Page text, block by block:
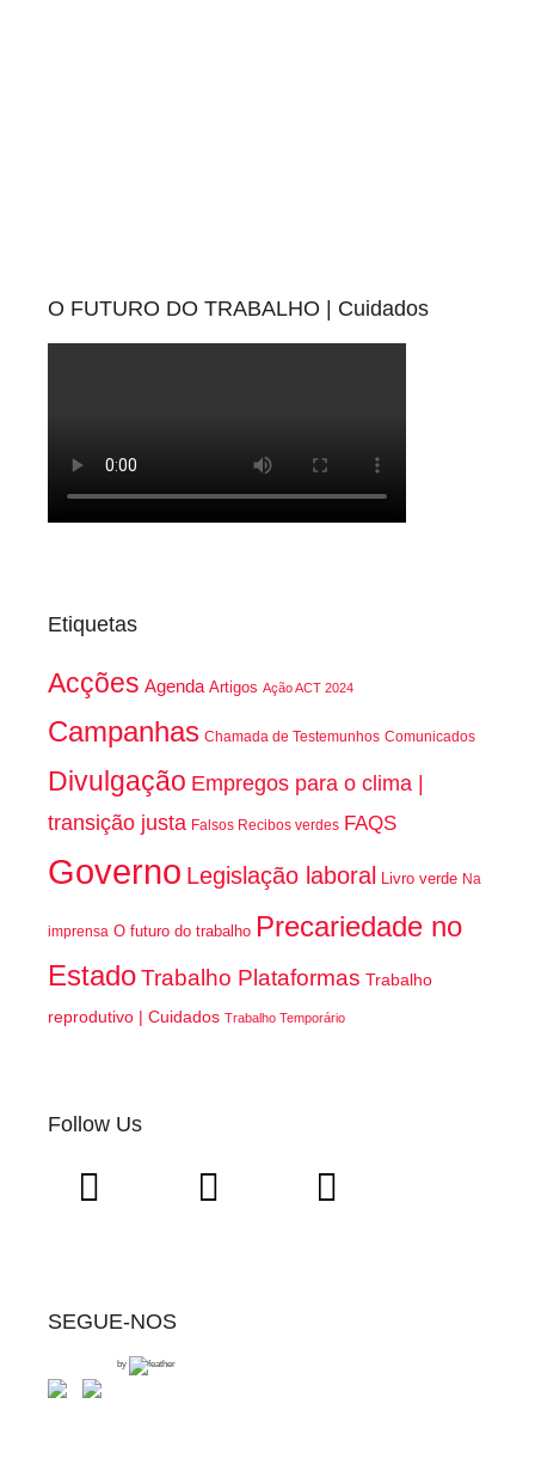
O FUTURO DO TRABALHO | Cuidados
Etiquetas
Acções Agenda Artigos Ação ACT 2024
Campanhas Chamada de Testemunhos Comunicados
Divulgação Empregos para o clima |
transição justa Falsos Recibos verdes FAQS
Governo Legislação laboral Livro verde Na
imprensa O futuro do trabalho Precariedade no
EstadoTrabalho Plataformas Trabalho
reprodutivo | Cuidados Trabalho Temporário
Follow Us
SEGUE-NOS
by